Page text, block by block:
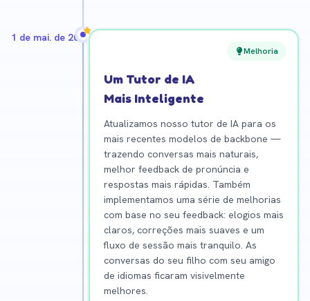
1 de mai. de 2026
Melhoria
Um Tutor de IA
Mais Inteligente
Atualizamos nosso tutor de IA para os
mais recentes modelos de backbone —
trazendo conversas mais naturais,
melhor feedback de pronúncia e
respostas mais rápidas. Também
implementamos uma série de melhorias
com base no seu feedback: elogios mais
claros, correções mais suaves e um
fluxo de sessão mais tranquilo. As
conversas do seu filho com seu amigo
de idiomas ficaram visivelmente
melhores.